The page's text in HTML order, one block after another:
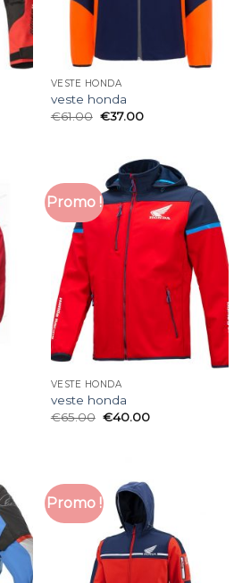
VESTE HONDA
veste honda
€61.00 €37.00
Promo !
VESTE HONDA
veste honda
€65.00 €40.00
Promo !